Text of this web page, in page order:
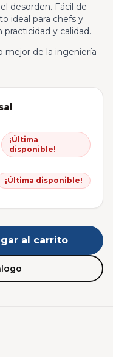
desorden. Fácil de
ideal para chefs y
y calidad.
mejor de la ingeniería
¡Última
disponible!
¡Última disponible!
al carrito